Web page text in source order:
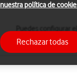
manual. Si
nuestra política de
Rechazar todas